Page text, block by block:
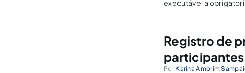
executável a
Registro de
participantes
Por Karina Amorim